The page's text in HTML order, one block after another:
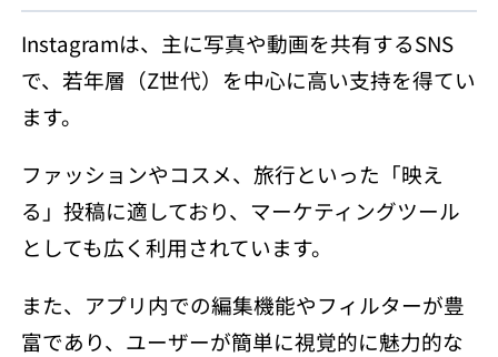
Instagramは、主に写真や動画を共有するSNS
で、若年層（Z世代）を中心に高い支持を得てい
ます。
ファッションやコスメ、旅行といった「映え
る」投稿に適しており、マーケティングツール
としても広く利用されています。
また、アプリ内での編集機能やフィルターが豊
富であり、ユーザーが簡単に視覚的に魅力的な